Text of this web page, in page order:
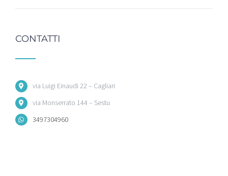
CONTATTI
via Luigi Einaudi 22 – Cagliari
via Monserrato 144 – Sestu
3497304960